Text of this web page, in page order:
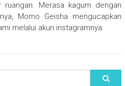
Merasa kagum dengan
Momo Geisha mengucapkan
melalui akun instagramnya.